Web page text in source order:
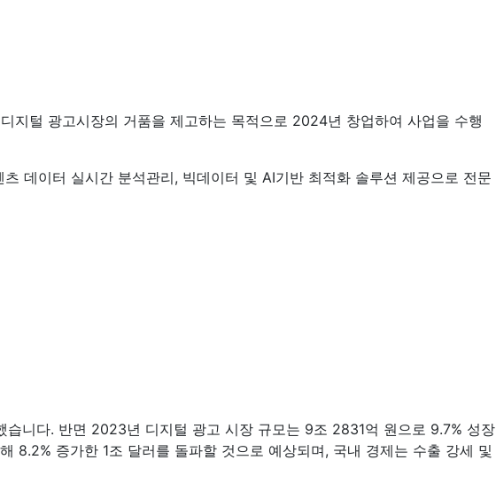
지털 광고시장의 거품을 제고하는 목적으로 2024년 창업하여 사업을 수행
데이터 실시간 분석관리, 빅데이터 및 AI기반 최적화 솔루션 제공으로 전문
니다. 반면 2023년 디지털 광고 시장 규모는 9조 2831억 원으로 9.7% 성장
8.2% 증가한 1조 달러를 돌파할 것으로 예상되며, 국내 경제는 수출 강세 및